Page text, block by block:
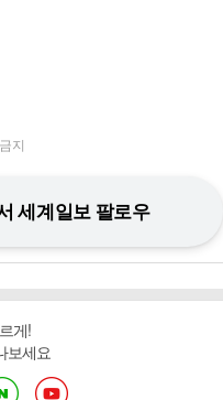
지
세계일보 팔로우
게!
보세요